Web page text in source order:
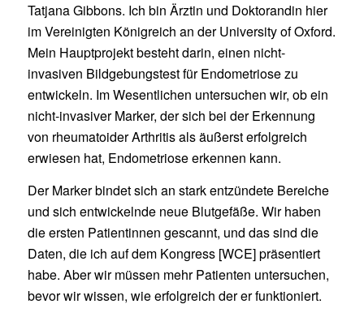
Tatjana Gibbons. Ich bin Ärztin und Doktorandin hier
im Vereinigten Königreich an der University of Oxford.
Mein Hauptprojekt besteht darin, einen nicht-
invasiven Bildgebungstest für Endometriose zu
entwickeln. Im Wesentlichen untersuchen wir, ob ein
nicht-invasiver Marker, der sich bei der Erkennung
von rheumatoider Arthritis als äußerst erfolgreich
erwiesen hat, Endometriose erkennen kann.
Der Marker bindet sich an stark entzündete Bereiche
und sich entwickelnde neue Blutgefäße. Wir haben
die ersten Patientinnen gescannt, und das sind die
Daten, die ich auf dem Kongress [WCE] präsentiert
habe. Aber wir müssen mehr Patienten untersuchen,
bevor wir wissen, wie erfolgreich der er funktioniert.